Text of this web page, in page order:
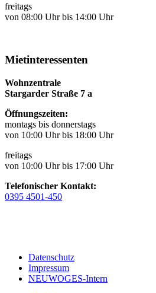
freitags
von 08:00 Uhr bis 14:00 Uhr
Mietinteressenten
Wohnzentrale
Stargarder Straße 7 a
Öffnungszeiten:
montags bis donnerstags
von 10:00 Uhr bis 18:00 Uhr
freitags
von 10:00 Uhr bis 17:00 Uhr
Telefonischer Kontakt:
0395 4501-450
Datenschutz
Impressum
NEUWOGES-Intern